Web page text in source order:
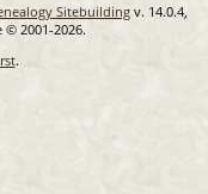
Sitebuilding v. 14.0.4,
2001-2026.
.